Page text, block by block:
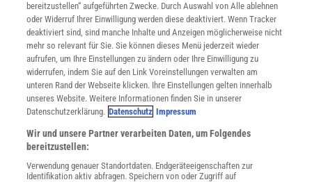
Datenschutz
Nutzungsbedingungen
Cookie-Einstellungen
Utiq verwalten
Nutzungsbasierte Onlinewerbung
Alle Artikel
Impressum
Angebote für Schulen
Angebote für Institutionen
Sprachen lernen mit Gymglish
bereitzustellen“ aufgeführten Zwecke. Durch Auswahl von Alle ablehnen
oder Widerruf Ihrer Einwilligung werden diese deaktiviert. Wenn Tracker
deaktiviert sind, sind manche Inhalte und Anzeigen möglicherweise nicht
mehr so relevant für Sie. Sie können dieses Menü jederzeit wieder
aufrufen, um Ihre Einstellungen zu ändern oder Ihre Einwilligung zu
widerrufen, indem Sie auf den Link Voreinstellungen verwalten am
unteren Rand der Webseite klicken. Ihre Einstellungen gelten innerhalb
unseres Website. Weitere Informationen finden Sie in unserer
Datenschutzerklärung. Datenschutz Impressum
Wir und unsere Partner verarbeiten Daten, um Folgendes
bereitzustellen:
Verwendung genauer Standortdaten. Endgeräteeigenschaften zur
Identifikation aktiv abfragen. Speichern von oder Zugriff auf